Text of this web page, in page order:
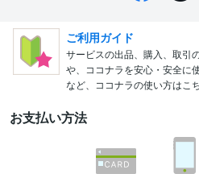
ご利用ガイド
サービスの出品、購入、取引
や、ココナラを安心・安全に
など、ココナラの使い方はこち
お支払い方法